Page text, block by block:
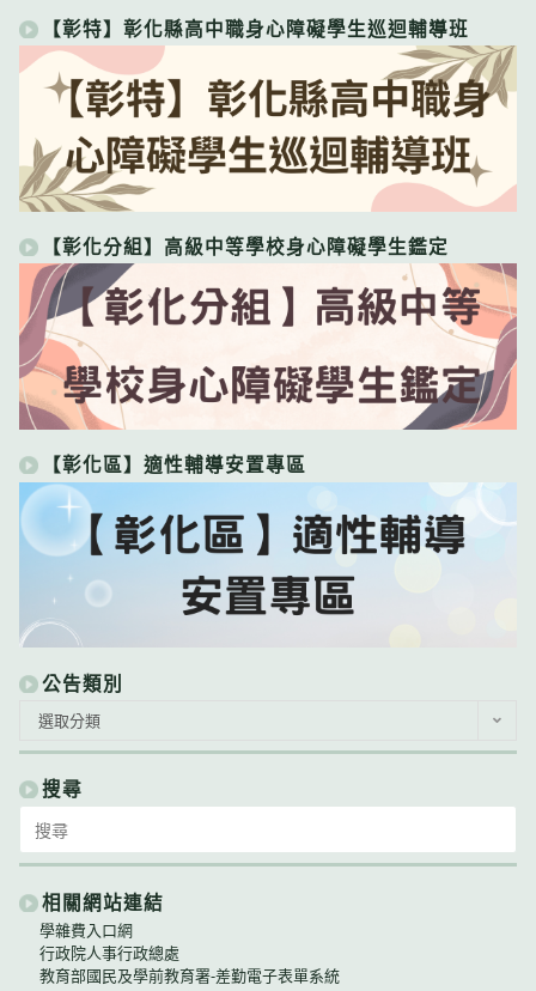
【彰特】彰化縣高中職身心障礙學生巡迴輔導班
【彰化分組】高級中等學校身心障礙學生鑑定
【彰化區】適性輔導安置專區
公告類別
類
別
選取分類
搜尋
for:
相關網站連結
學雜費入口網
行政院人事行政總處
教育部國民及學前教育署-差勤電子表單系統